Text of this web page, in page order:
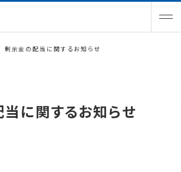
剰余金の配当に関するお知らせ
に関するお知らせ